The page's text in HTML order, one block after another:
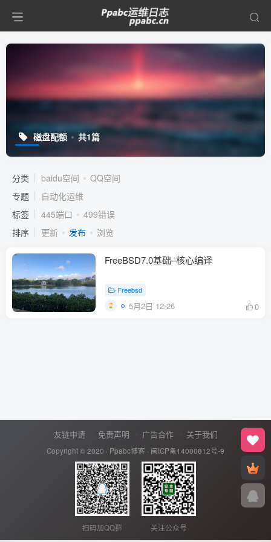
磁盘配额 共1篇
分类 baidu空间
QQ空间
专题
自动化运维
标签
445端口
499错误
排序
更新 发布 浏览
FreeBSD7.0基础–核心编译
Freebsd
5月2日 12:26 0
友链申请 免责声明 广告合作 关于我们
Copyright © 2020 · Ppabc博客 · 闽ICP备14000812号-9
扫码加QQ群 关注公众号